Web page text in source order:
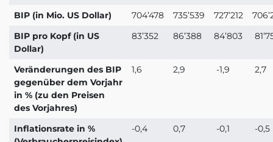
BIP (in Mio. US Dollar) 704’478 735’539 727’212
BIP pro Kopf (in US
Dollar)
83’352 86’388 84’803
Veränderungen des BIP
gegenüber dem Vorjahr
in % (zu den Preisen
des Vorjahres)
1,6 2,9 -1,9 2,7
Inflationsrate in %
-0,4 0,7 -0,1 -0,5